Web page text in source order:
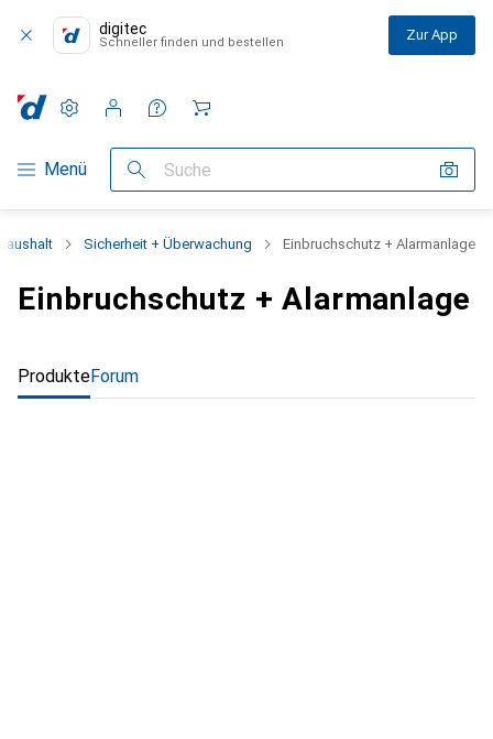
digitec
Schneller finden und bestellen Zur App
Navigation nach Kategorien
Menü Suche
Einstellungen
Kundenkonto
Vergleichslisten
Merklisten
Warenkorb
Sicherheit + Überwachung Einbruchschutz + Alarmanlage
Einbruchschutz + Alarmanlage
ProdukteForum